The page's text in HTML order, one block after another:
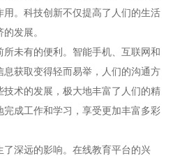
。科技创新不仅提高了人们的生活
发展。
未有的便利。智能手机、互联网和
息获取变得轻而易举，人们的沟通方
术的发展，极大地丰富了人们的精
成工作和学习，享受更加丰富多彩
深远的影响。在线教育平台的兴